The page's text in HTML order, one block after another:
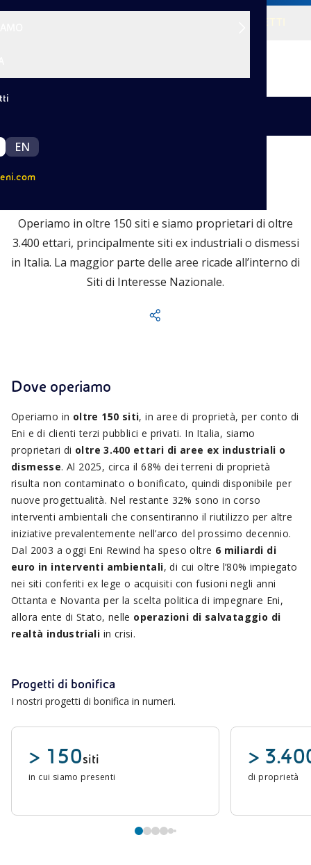
EN
eni.com
Operiamo in oltre 150 siti e siamo proprietari di oltre
3.400 ettari, principalmente siti ex industriali o dismessi
in Italia. La maggior parte delle aree ricade all’interno di
Siti di Interesse Nazionale.
Dove operiamo
Operiamo in oltre 150 siti, in aree di proprietà, per conto di
Eni e di clienti terzi pubblici e privati. In Italia, siamo
proprietari di oltre 3.400 ettari di aree ex industriali o
dismesse. Al 2025, circa il 68% dei terreni di proprietà
risulta non contaminato o bonificato, quindi disponibile per
nuove progettualità. Nel restante 32% sono in corso
interventi ambientali che consentiranno il riutilizzo per altre
iniziative prevalentemente nell’arco del prossimo decennio.
Dal 2003 a oggi Eni Rewind ha speso oltre 6 miliardi di
euro in interventi ambientali, di cui oltre l’80% impiegato
nei siti conferiti ex lege o acquisiti con fusioni negli anni
Ottanta e Novanta per la scelta politica di impegnare Eni,
allora ente di Stato, nelle operazioni di salvataggio di
realtà industriali in crisi.
Progetti di bonifica
I nostri progetti di bonifica in numeri.
> 150siti
in cui siamo presenti
>
di proprietà